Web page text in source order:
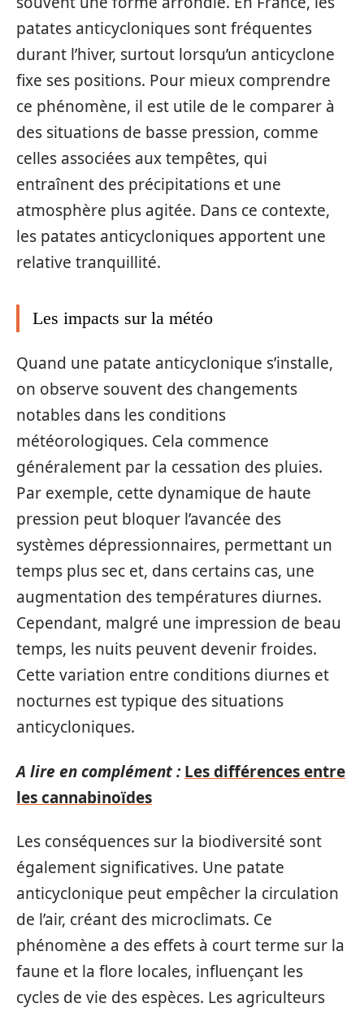
patates anticycloniques sont fréquentes
durant l’hiver, surtout lorsqu’un anticyclone
fixe ses positions. Pour mieux comprendre
ce phénomène, il est utile de le comparer à
des situations de basse pression, comme
celles associées aux tempêtes, qui
entraînent des précipitations et une
atmosphère plus agitée. Dans ce contexte,
les patates anticycloniques apportent une
relative tranquillité.
Les impacts sur la météo
Quand une patate anticyclonique s’installe,
on observe souvent des changements
notables dans les conditions
météorologiques. Cela commence
généralement par la cessation des pluies.
Par exemple, cette dynamique de haute
pression peut bloquer l’avancée des
systèmes dépressionnaires, permettant un
temps plus sec et, dans certains cas, une
augmentation des températures diurnes.
Cependant, malgré une impression de beau
temps, les nuits peuvent devenir froides.
Cette variation entre conditions diurnes et
nocturnes est typique des situations
anticycloniques.
A lire en complément : Les différences entre
les cannabinoïdes
Les conséquences sur la biodiversité sont
également significatives. Une patate
anticyclonique peut empêcher la circulation
de l’air, créant des microclimats. Ce
phénomène a des effets à court terme sur la
faune et la flore locales, influençant les
cycles de vie des espèces. Les agriculteurs